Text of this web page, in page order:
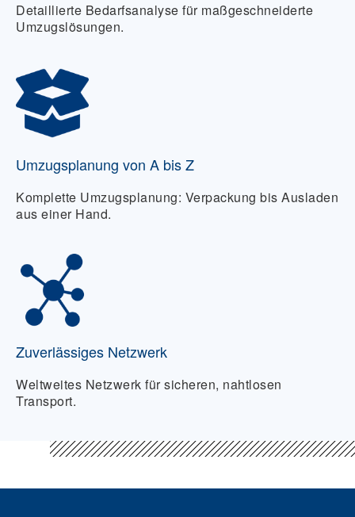
Detaillierte Bedarfsanalyse für maßgeschneiderte
Umzugslösungen.
Umzugsplanung von A bis Z
Komplette Umzugsplanung: Verpackung bis Ausladen
aus einer Hand.
Zuverlässiges Netzwerk
Weltweites Netzwerk für sicheren, nahtlosen
Transport.